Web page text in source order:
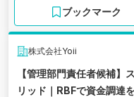
ブックマーク
株式会社Yoii
【管理部門責任者候補
リッド｜RBFで資金調達